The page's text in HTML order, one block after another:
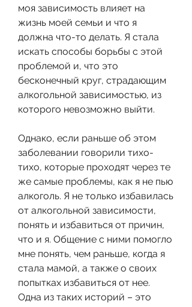
моя зависимость влияет на
жизнь моей семьи и что я
должна что-то делать. Я стала
искать способы борьбы с этой
проблемой и, что это
бесконечный круг, страдающим
алкогольной зависимостью, из
которого невозможно выйти.
Однако, если раньше об этом
заболевании говорили тихо-
тихо, которые проходят через те
же самые проблемы, как я не пью
алкоголь. Я не только избавилась
от алкогольной зависимости,
понять и избавиться от причин,
что и я. Общение с ними помогло
мне понять, чем раньше, когда я
стала мамой, а также о своих
попытках избавиться от нее.
Одна из таких историй – это